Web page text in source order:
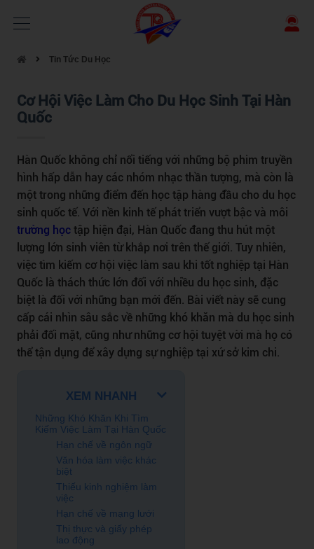
Tin Tức Du Học
Cơ Hội Việc Làm Cho Du Học Sinh Tại Hàn
Quốc
Hàn Quốc không chỉ nổi tiếng với những bộ phim truyền
hình hấp dẫn hay các nhóm nhạc thần tượng, mà còn là
một trong những điểm đến học tập hàng đầu cho du học
sinh quốc tế. Với nền kinh tế phát triển vượt bậc và môi
trường học tập hiện đại, Hàn Quốc đang thu hút một
lượng lớn sinh viên từ khắp nơi trên thế giới. Tuy nhiên,
việc tìm kiếm cơ hội việc làm sau khi tốt nghiệp tại Hàn
Quốc là thách thức lớn đối với nhiều du học sinh, đặc
biệt là đối với những bạn mới đến. Bài viết này sẽ cung
cấp cái nhìn sâu sắc về những khó khăn mà du học sinh
phải đối mặt, cũng như những cơ hội tuyệt vời mà họ có
thể tận dụng để xây dựng sự nghiệp tại xứ sở kim chi.
XEM NHANH
Những Khó Khăn Khi Tìm
Kiếm Việc Làm Tại Hàn Quốc
Hạn chế về ngôn ngữ
Văn hóa làm việc khác
biệt
Thiếu kinh nghiệm làm
việc
Hạn chế về mạng lưới
Thị thực và giấy phép
lao động